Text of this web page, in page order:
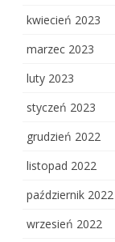
kwiecień 2023
marzec 2023
luty 2023
styczeń 2023
grudzień 2022
listopad 2022
październik 2022
wrzesień 2022